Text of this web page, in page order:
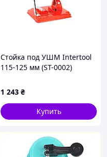
Стойка под УШМ Intertool
115-125 мм (ST-0002)
1 243 ₴
Купить